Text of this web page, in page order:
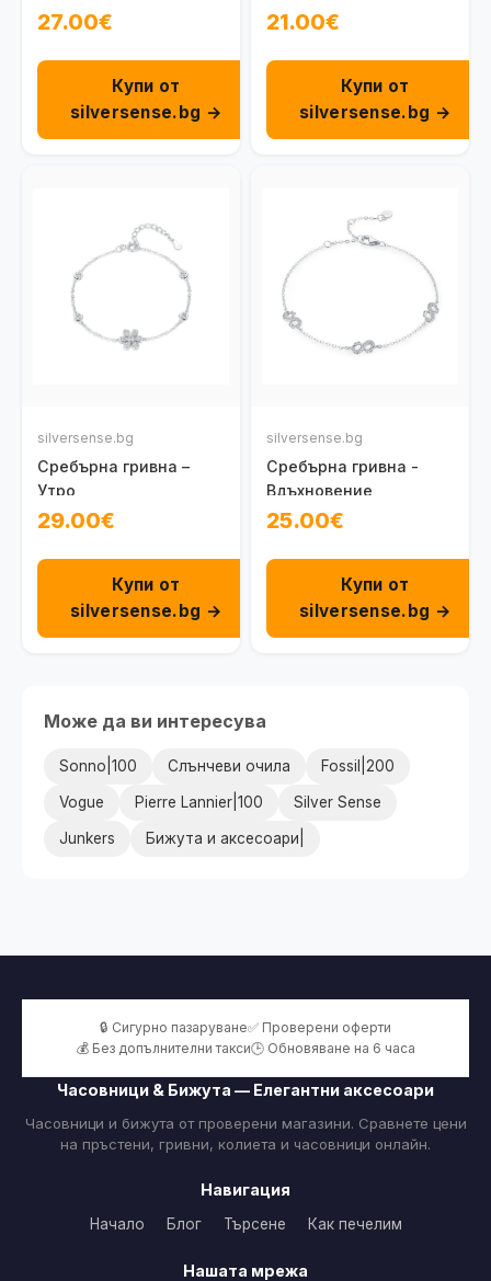
27.00€
Купи от
silversense.bg →
21.00€
Купи от
silversense.bg →
silversense.bg
Сребърна гривна –
Утро
29.00€
Купи от
silversense.bg →
silversense.bg
Сребърна гривна -
Вдъхновение
25.00€
Купи от
silversense.bg →
Може да ви интересува
Sonno|100 Слънчеви очила Fossil|200
Vogue Pierre Lannier|100 Silver Sense
Junkers Бижута и аксесоари|
🔒 Сигурно пазаруване✅ Проверени оферти
💰 Без допълнителни такси🕒 Обновяване на 6 часа
Часовници & Бижута — Елегантни аксесоари
Часовници и бижута от проверени магазини. Сравнете цени
на пръстени, гривни, колиета и часовници онлайн.
Навигация
Начало Блог Търсене Как печелим
Нашата мрежа